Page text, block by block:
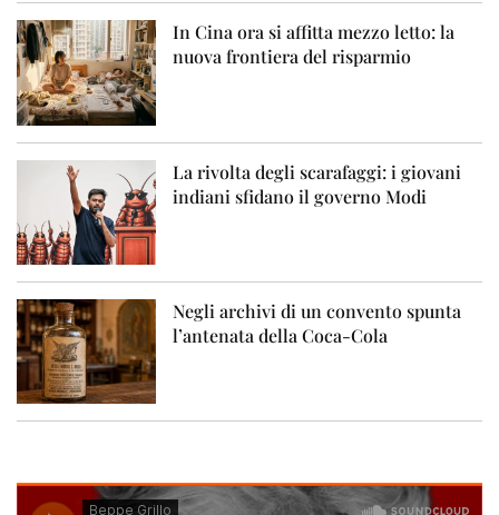
In Cina ora si affitta mezzo letto: la
nuova frontiera del risparmio
La rivolta degli scarafaggi: i giovani
indiani sfidano il governo Modi
Negli archivi di un convento spunta
l’antenata della Coca-Cola